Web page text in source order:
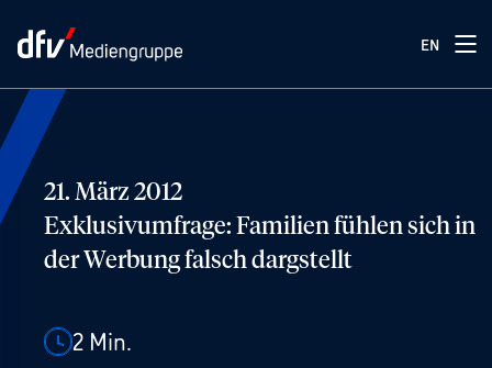
EN
21. März 2012
Exklusivumfrage: Familien fühlen sich in
der Werbung falsch dargstellt
2 Min.